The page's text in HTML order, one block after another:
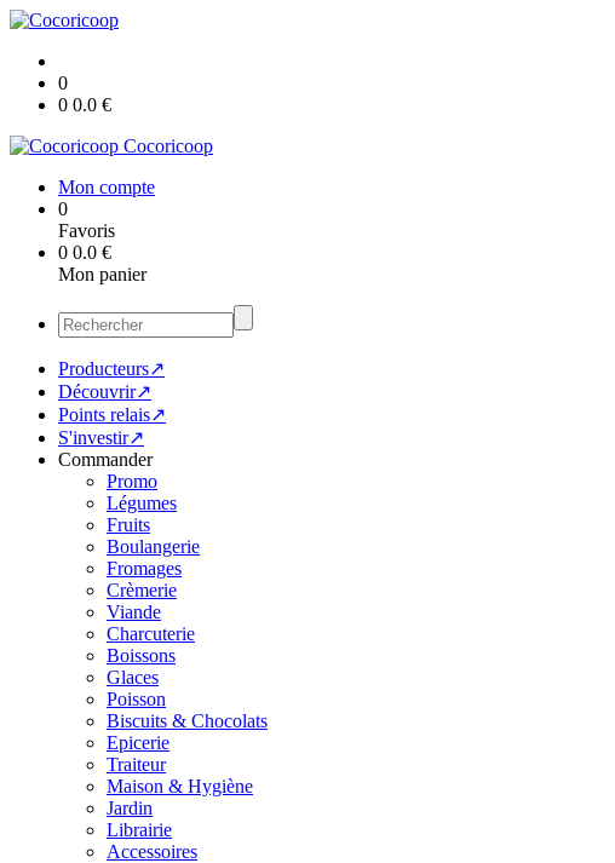
0
0 0.0 €
Cocoricoop
Mon compte
0
Favoris
0 0.0 €
Mon panier
Producteurs↗
Découvrir↗
Points relais↗
S'investir↗
Commander
Promo
Légumes
Fruits
Boulangerie
Fromages
Crèmerie
Viande
Charcuterie
Boissons
Glaces
Poisson
Biscuits & Chocolats
Epicerie
Traiteur
Maison & Hygiène
Jardin
Librairie
Accessoires